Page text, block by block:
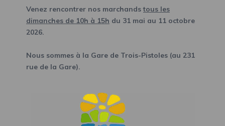
Venez rencontrer nos marchandstous les
dimanches de 10h à 15h du 31 mai au 11 octobre
2026.
Nous sommes à la Gare de Trois-Pistoles (au 231
rue de la Gare).